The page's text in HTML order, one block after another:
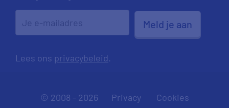
Meld je aan
Lees ons privacybeleid.
© 2008 - 2026 Privacy
Cookies